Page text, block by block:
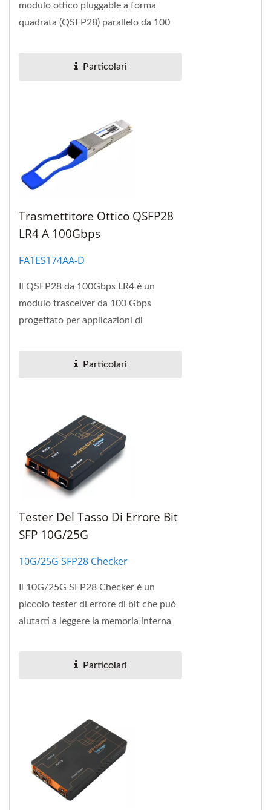
modulo ottico pluggable a forma
quadrata (QSFP28) parallelo da 100
Particolari
Trasmettitore Ottico QSFP28
LR4 A 100Gbps
FA1ES174AA-D
Il QSFP28 da 100Gbps LR4 è un
modulo trasceiver da 100 Gbps
progettato per applicazioni di
Particolari
Tester Del Tasso Di Errore Bit
SFP 10G/25G
10G/25G SFP28 Checker
Il 10G/25G SFP28 Checker è un
piccolo tester di errore di bit che può
aiutarti a leggere la memoria interna
Particolari